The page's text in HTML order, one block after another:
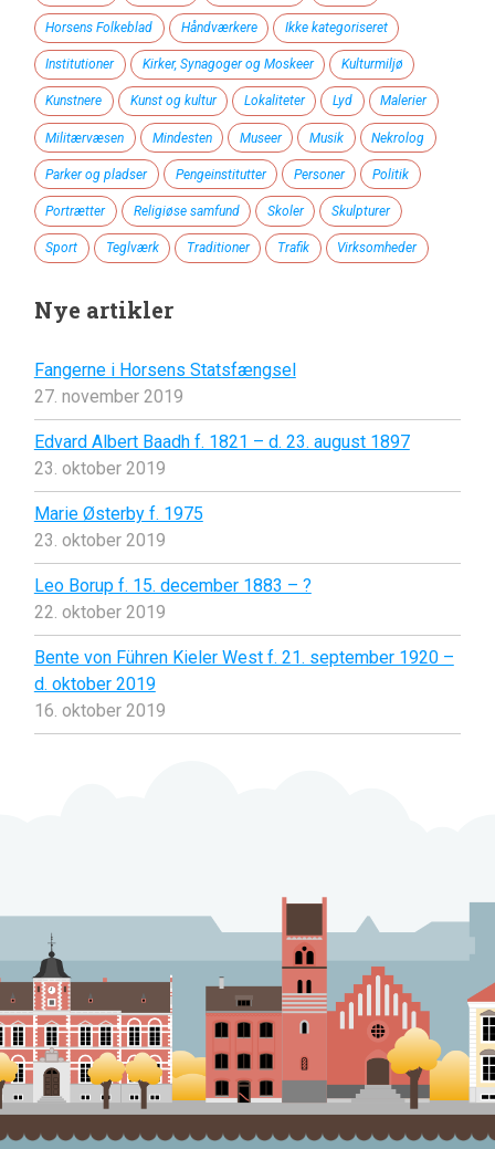
Horsens Folkeblad Håndværkere Ikke kategoriseret
Institutioner Kirker, Synagoger og Moskeer Kulturmiljø
Kunstnere Kunst og kultur Lokaliteter Lyd Malerier
Militærvæsen Mindesten Museer Musik Nekrolog
Parker og pladser Pengeinstitutter Personer Politik
Portrætter Religiøse samfund Skoler Skulpturer
Sport Teglværk Traditioner Trafik Virksomheder
Nye artikler
Fangerne i Horsens Statsfængsel
27. november 2019
Edvard Albert Baadh f. 1821 – d. 23. august 1897
23. oktober 2019
Marie Østerby f. 1975
23. oktober 2019
Leo Borup f. 15. december 1883 – ?
22. oktober 2019
Bente von Führen Kieler West f. 21. september 1920 –
d. oktober 2019
16. oktober 2019